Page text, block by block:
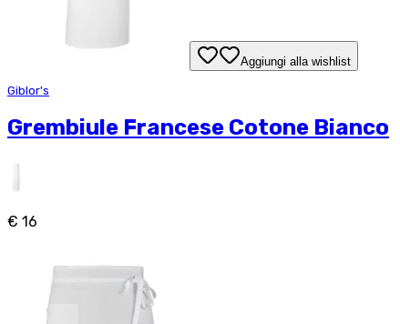
Aggiungi alla wishlist
Giblor's
Grembiule Francese Cotone Bianco
€ 16